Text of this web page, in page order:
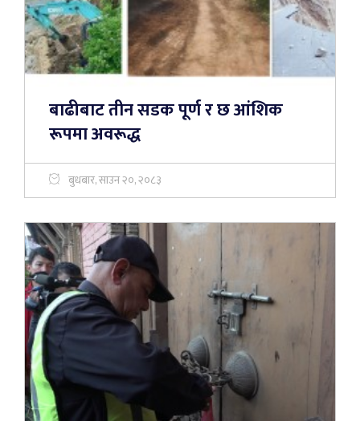
बाढीबाट तीन सडक पूर्ण र छ आंशिक
रूपमा अवरूद्ध
बुधबार, साउन २०, २०८३